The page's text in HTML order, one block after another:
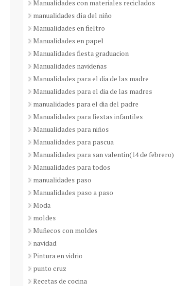
Manualidades con materiales reciclados
manualidades día del niño
Manualidades en fieltro
Manualidades en papel
Manualidades fiesta graduacion
Manualidades navideñas
Manualidades para el dia de las madre
Manualidades para el dia de las madres
manualidades para el dia del padre
Manualidades para fiestas infantiles
Manualidades para niños
Manualidades para pascua
Manualidades para san valentin(14 de febrero)
Manualidades para todos
manualidades paso
Manualidades paso a paso
Moda
moldes
Muñecos con moldes
navidad
Pintura en vidrio
punto cruz
Recetas de cocina